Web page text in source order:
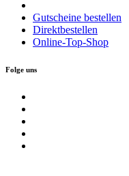
Gutscheine bestellen
Direktbestellen
Online-Top-Shop
Folge uns